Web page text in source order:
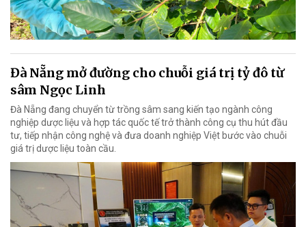
Đà Nẵng mở đường cho chuỗi giá trị tỷ đô từ
sâm Ngọc Linh
Đà Nẵng đang chuyển từ trồng sâm sang kiến tạo ngành công
nghiệp dược liệu và hợp tác quốc tế trở thành công cụ thu hút đầu
tư, tiếp nhận công nghệ và đưa doanh nghiệp Việt bước vào chuỗi
giá trị dược liệu toàn cầu.